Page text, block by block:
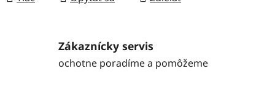
Zákaznícky servis
ochotne poradíme a pomôžeme